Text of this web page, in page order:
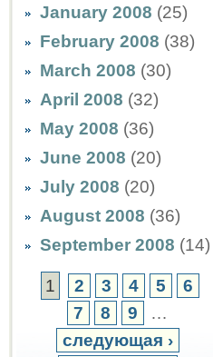
January 2008 (25)
February 2008 (38)
March 2008 (30)
April 2008 (32)
May 2008 (36)
June 2008 (20)
July 2008 (20)
August 2008 (36)
September 2008 (14)
1 2 3 4 5
6
7
8 9
…
следующая ›